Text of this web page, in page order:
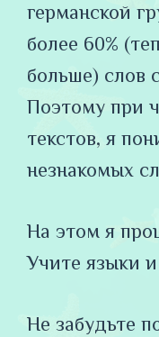
германской
более 60%
больше) слов
Поэтому при
текстов, я
незнакомых
На этом я
Учите языки
Не забудьте